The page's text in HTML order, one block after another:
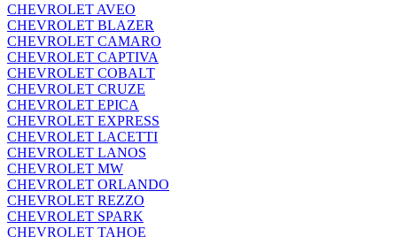
CHEVROLET AVEO
CHEVROLET BLAZER
CHEVROLET CAMARO
CHEVROLET CAPTIVA
CHEVROLET COBALT
CHEVROLET CRUZE
CHEVROLET EPICA
CHEVROLET EXPRESS
CHEVROLET LACETTI
CHEVROLET LANOS
CHEVROLET MW
CHEVROLET ORLANDO
CHEVROLET REZZO
CHEVROLET SPARK
CHEVROLET TAHOE